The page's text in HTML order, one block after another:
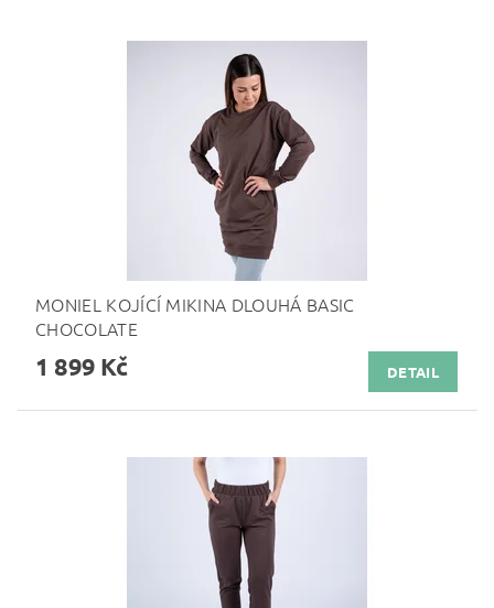
MONIEL KOJÍCÍ MIKINA DLOUHÁ BASIC
CHOCOLATE
1 899 Kč DETAIL